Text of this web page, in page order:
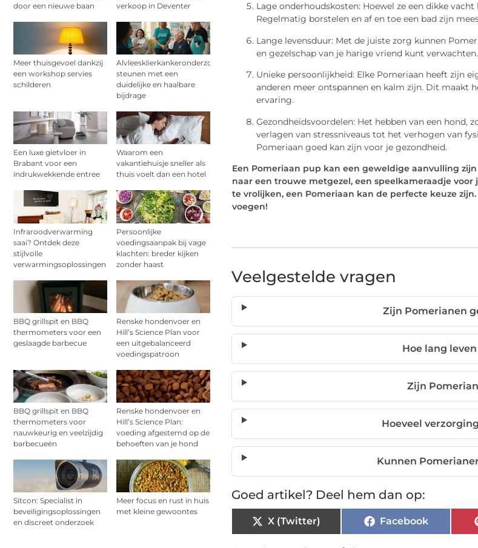
door een nieuwe baan
verkoop in Deventer
Meer thuisgevoel dankzij
een workshop servies
schilderen
Alvleesklierkankeronderzoek
steunen met een
duidelijke en haalbare
bijdrage
Een luxe gietvloer in
Brabant voor een
indrukwekkende entree
Waarom een
vakantiehuisje sneller als
thuis voelt dan een hotel
Infraroodverwarming
saai? Ontdek deze
stijlvolle
verwarmingsoplossingen
Persoonlijke
voedingsaanpak bij vage
klachten: breder kijken
zonder haast
BBQ grillspit en BBQ
thermometers voor een
geslaagde barbecue
Renske hondenvoer en
Hill’s Science Plan voor
een uitgebalanceerd
voedingspatroon
BBQ grillspit en BBQ
thermometers voor
nauwkeurig en veelzijdig
barbecueën
Renske hondenvoer en
Hill’s Science Plan:
voeding afgestemd op de
behoeften van je hond
Sitcon: Specialist in
beveiligingsoplossingen
en discreet onderzoek
Meer focus en rust in huis
met kleine gewoontes
Lage onderhoudskosten: Hoewel ze een dikke
Regelmatig borstelen en af en toe een bad zijn
Lange levensduur: Met de juiste zorg kunnen
en gezelschap van je harige vriend kunt verwachten.
Unieke persoonlijkheid: Elke Pomeriaan heeft zijn
anderen meer ontspannen en kalm zijn. Dit maakt
ervaring.
Gezondheidsvoordelen: Het hebben van een hond,
verlagen van stressniveaus tot het verhogen van
Pomeriaan goed kan zijn voor je gezondheid.
Een Pomeriaan pup kan een geweldige aanvulling
naar een trouwe metgezel, een speelkameraadje
te vrolijken, een Pomeriaan kan de perfecte keuze
voegen!
Veelgestelde vragen
Zijn Pomerianen
Hoe lang
Zijn
Hoeveel
Kunnen
Goed artikel? Deel hem dan op:
X (Twitter) Facebook